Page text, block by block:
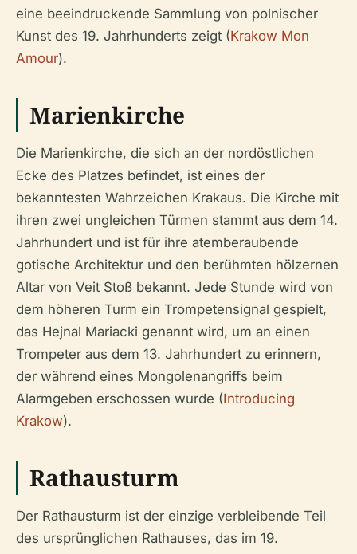
eine beeindruckende Sammlung von polnischer
Kunst des 19. Jahrhunderts zeigt (Krakow Mon
Amour).
Marienkirche
Die Marienkirche, die sich an der nordöstlichen
Ecke des Platzes befindet, ist eines der
bekanntesten Wahrzeichen Krakaus. Die Kirche mit
ihren zwei ungleichen Türmen stammt aus dem 14.
Jahrhundert und ist für ihre atemberaubende
gotische Architektur und den berühmten hölzernen
Altar von Veit Stoß bekannt. Jede Stunde wird von
dem höheren Turm ein Trompetensignal gespielt,
das Hejnal Mariacki genannt wird, um an einen
Trompeter aus dem 13. Jahrhundert zu erinnern,
der während eines Mongolenangriffs beim
Alarmgeben erschossen wurde (Introducing
Krakow).
Rathausturm
Der Rathausturm ist der einzige verbleibende Teil
des ursprünglichen Rathauses, das im 19.